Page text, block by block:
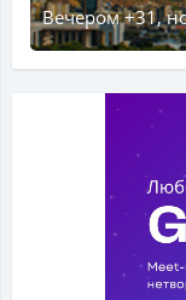
Вечером +31,